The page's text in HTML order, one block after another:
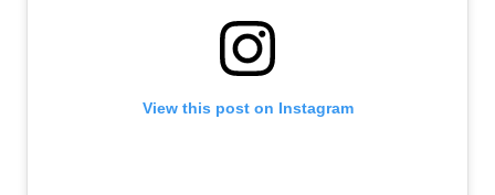
View this post on Instagram